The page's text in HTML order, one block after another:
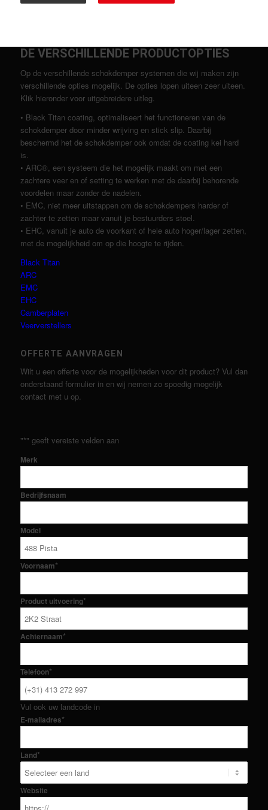
DE VERSCHILLENDE PRODUCTOPTIES
Op de verschillende schokdemper systemen die wij maken zijn
verschillende opties mogelijk. De opties lopen uiteen zeer uiteen.
Klik hieronder voor uitgebreidere uitleg.
• Black Titan coating, optimaliseert het functioneren van de
schokdemper door minder wrijving en stick slip. Daarbij
beschermd het de schokdemper ook omdat de coating kei hard
is.
• ARC®, een systeem die het mogelijk maakt om met een
zachtere veer en of setting te werken met de daarbij behorende
voordelen maar zonder de nadelen.
• EMC, niet meer uitstappen om de schokdempers harder of
zachter te zetten maar vanuit je bestuurders stoel.
• EHC, vanuit je auto de voorkant of hele auto hoger/lager zetten,
met de mogelijkheid om op die hoogte te rijden.
Black Titan
ARC
EMC
EHC
Camberplaten
Veerverstellers
OFFERTE AANVRAGEN
Wilt u een offerte voor de mogelijkheden voor dit product? Vul dan
onderstaand formulier in en wij nemen zo spoedig mogelijk
contact met u op.
"*" geeft vereiste velden aan
Merk
Bedrijfsnaam
Model
Voornaam*
Product uitvoering*
Achternaam*
Telefoon*
Vul ook uw landcode in
E-mailadres*
Land*
Website